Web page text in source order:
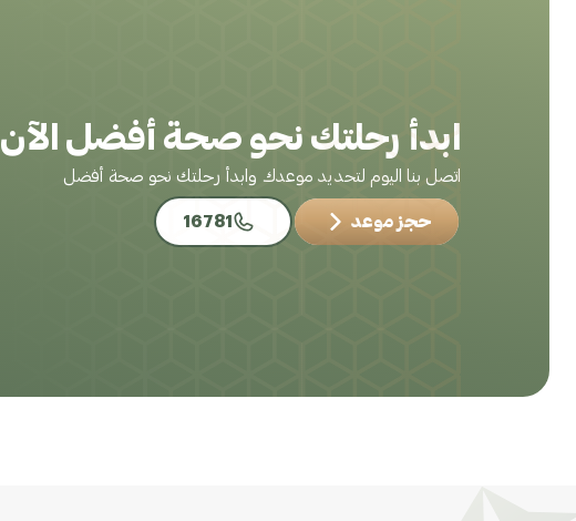
ابدأ رحلتك نحو صحة أفضل الآن
اتصل بنا اليوم لتحديد موعدك وابدأ رحلتك نحو صحة أفضل
حجز موعد 16781